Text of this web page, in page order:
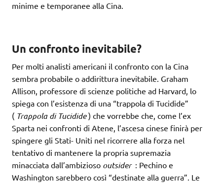
minime e temporanee alla Cina.
Un confronto inevitabile?
Per molti analisti americani il confronto con la Cina
sembra probabile o addirittura inevitabile. Graham
Allison, professore di scienze politiche ad Harvard, lo
spiega con l’esistenza di una “trappola di Tucidide”
( Trappola di Tucidide) che vorrebbe che, come l’ex
Sparta nei confronti di Atene, l’ascesa cinese finirà per
spingere gli Stati- Uniti nel ricorrere alla forza nel
tentativo di mantenere la propria supremazia
minacciata dall’ambizioso outsider : Pechino e
Washington sarebbero così “destinate alla guerra”. Le